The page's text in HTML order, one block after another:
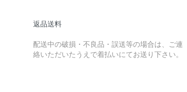
返品送料
配送中の破損・不良品・誤送等の場合は、ご連
絡いただいたうえで着払いにてお送り下さい。